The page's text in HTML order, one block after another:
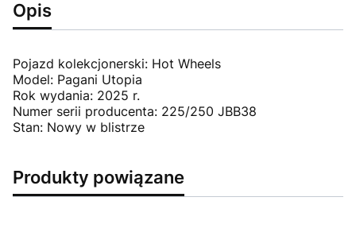
Opis
Pojazd kolekcjonerski: Hot Wheels
Model: Pagani Utopia
Rok wydania: 2025 r.
Numer serii producenta: 225/250 JBB38
Stan: Nowy w blistrze
Produkty powiązane